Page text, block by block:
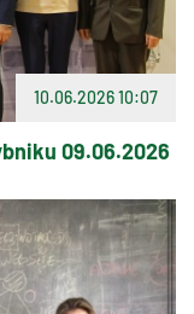
10.06.2026 10:07
09.06.2026